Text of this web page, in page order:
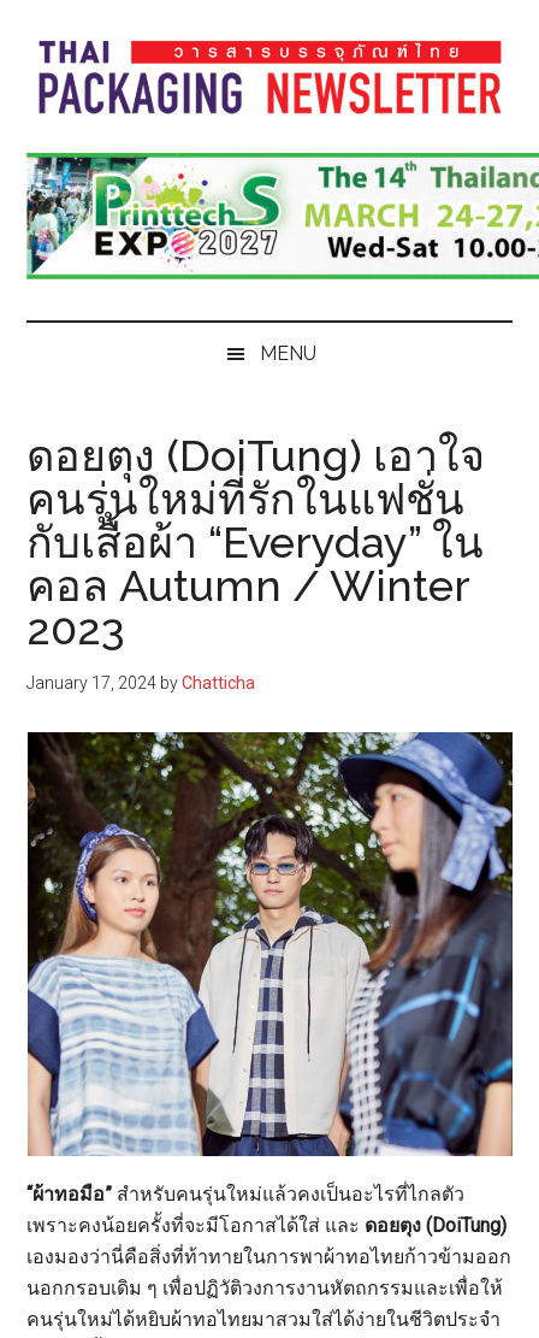
main
content
secondary
menu
primary
sidebar
footer
Thai
Pack
Magazine
Pack
Magazine
MENU
ดอยตุง (DoiTung) เอาใจ
คนรุ่นใหม่ที่รักในแฟชั่น
กับเสื้อผ้า “Everyday” ใน
คอล Autumn / Winter
2023
January 17, 2024 byChatticha
“ผ้าทอมือ” สำหรับคนรุ่นใหม่แล้วคงเป็นอะไรที่ไกลตัว
เพราะคงน้อยครั้งที่จะมีโอกาสได้ใส่ และ ดอยตุง (DoiTung)
เองมองว่านี่คือสิ่งที่ท้าทายในการพาผ้าทอไทยก้าวข้ามออก
นอกกรอบเดิม ๆ เพื่อปฏิวัติวงการงานหัตถกรรมและเพื่อให้
คนรุ่นใหม่ได้หยิบผ้าทอไทยมาสวมใส่ได้ง่ายในชีวิตประจำ